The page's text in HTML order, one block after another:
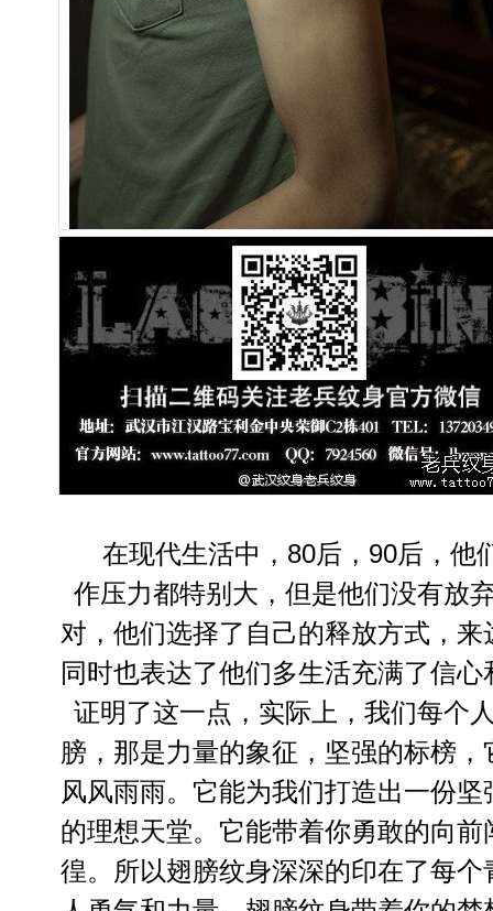
在现代生活中，80后，90后，他
作压力都特别大，但是他们没有放
对，他们选择了自己的释放方式，
同时也表达了他们多生活充满了信心
证明了这一点，实际上，我们每个
膀，那是力量的象征，坚强的标榜
风风雨雨。它能为我们打造出一份
的理想天堂。它能带着你勇敢的向
徨。所以翅膀纹身深深的印在了每个